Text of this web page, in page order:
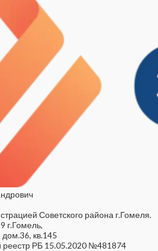
Советского района г.Гомеля.
г.Гомель,
кв.145
реестр РБ 15.05.2020 №481874